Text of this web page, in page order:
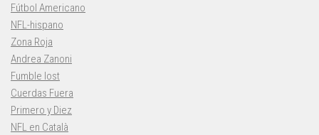
Fútbol Americano
NFL-hispano
Zona Roja
Andrea Zanoni
Fumble lost
Cuerdas Fuera
Primero y Diez
NFL en Català